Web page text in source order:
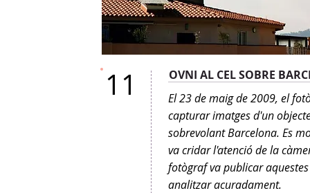
11
OVNI AL CEL SOBRE
El 23 de maig de 2009, el
capturar imatges d'un
sobrevolant Barcelona. Es
va cridar l'atenció de la
fotògraf va publicar
analitzar acuradament.